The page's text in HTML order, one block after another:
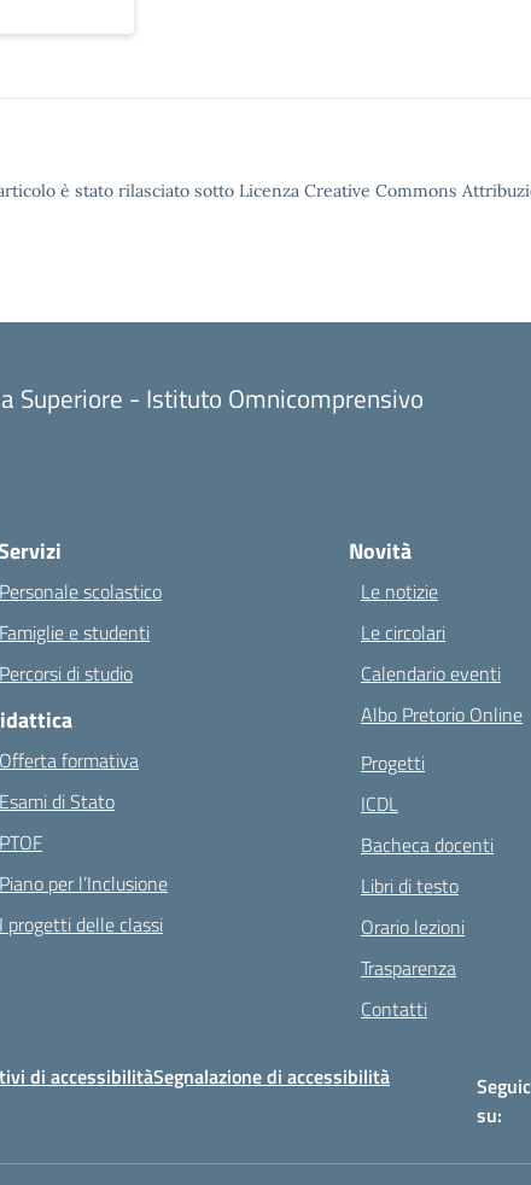
è stato rilasciato sotto Licenza Creative Commons
Superiore - Istituto Omnicomprensivo
Personale scolastico
Famiglie e studenti
Percorsi di studio
Offerta formativa
Esami di Stato
PTOF
Piano per l’Inclusione
I progetti delle classi
Novità
Le notizie
Le circolari
Calendario eventi
Albo Pretorio Online
Progetti
ICDL
Bacheca docenti
Libri di testo
Orario lezioni
Trasparenza
Contatti
di accessibilitàSegnalazione di accessibilità
su: